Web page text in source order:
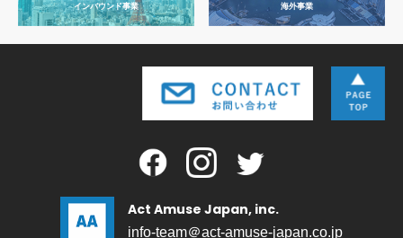
インバウンド事業
海外事業
Act Amuse Japan, inc.
info-team＠act-amuse-japan.co.jp